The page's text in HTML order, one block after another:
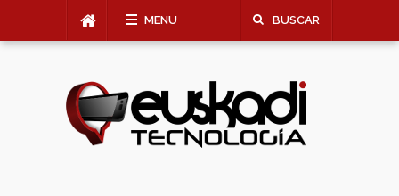
MENU BUSCAR